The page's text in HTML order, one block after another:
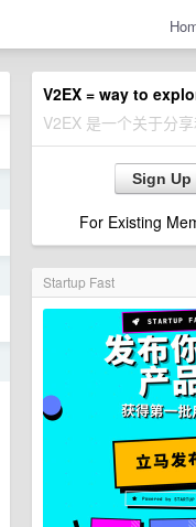
V2EX = way to
V2EX 是一个关于分
Sign Up
For Existing
Startup Fast